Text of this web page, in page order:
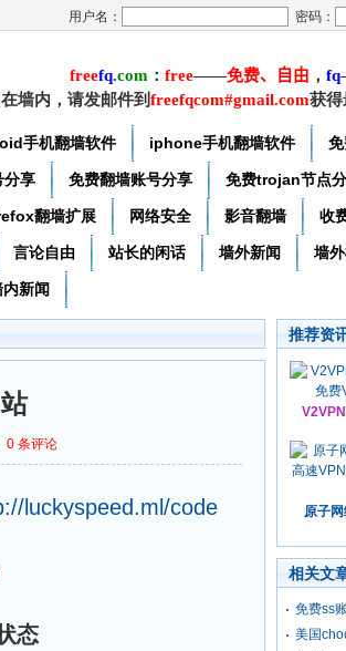
用户名： 密码：
freefq.com ： free——免费、自由 ， fq
在墙内，请发邮件到freefqcom#gmail.com获得
手机翻墙软件 iphone手机翻墙软件
分享 免费翻墙账号分享 免费trojan节点
翻墙扩展 网络安全 影音翻墙 收
言论自由 站长的闲话 墙外新闻 墙
新闻
0 条评论
luckyspeed.ml/code
态
推荐资
原子
相关文
免费ss
美国